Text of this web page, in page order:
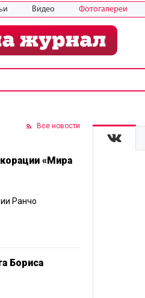
Видео Фотогалереи
Все новости
«Мира
Ранчо
Бориса